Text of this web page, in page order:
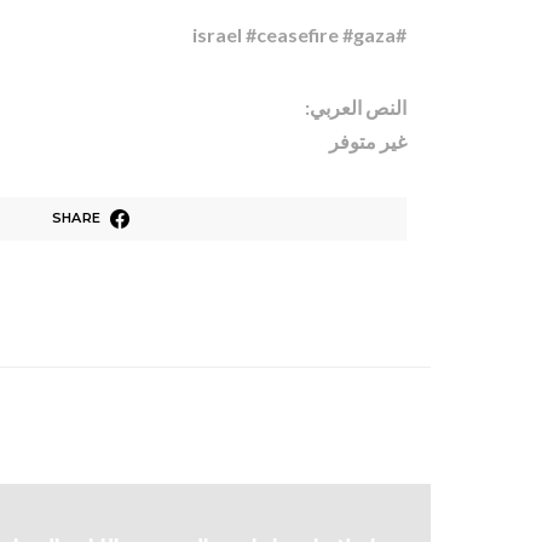
#israel #ceasefire #gaza
النص العربي:
غير متوفر
SHARE